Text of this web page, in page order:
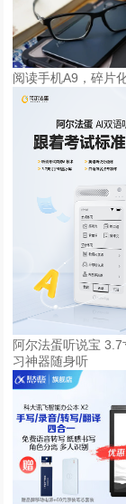
阅读手机A9，碎片
阿尔法蛋听说宝
习神器随身听